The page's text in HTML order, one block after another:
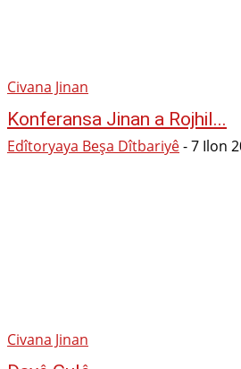
Civana Jinan
Konferansa Jinan a Rojhil...
Edîtoryaya Beşa Dîtbariyê-7 Ilon
Civana Jinan